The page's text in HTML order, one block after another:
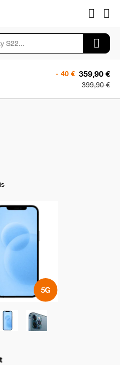
- 40 € 359,90 €
399,90 €